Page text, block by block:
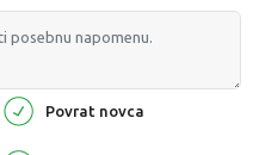
Povrat novca